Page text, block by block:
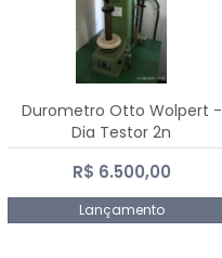
Durometro Otto Wolpert -
Dia Testor 2n
R$ 6.500,00
Lançamento